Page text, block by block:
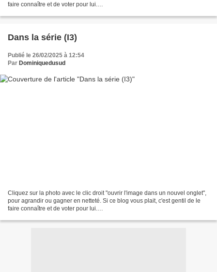
faire connaître et de voter pour lui.
Dans la série (I3)
Publié le 26/02/2025 à 12:54
Par Dominiquedusud
Cliquez sur la photo avec le clic droit "ouvrir l'image dans un nouvel onglet",
pour agrandir ou gagner en netteté. Si ce blog vous plait, c'est gentil de le
faire connaître et de voter pour lui.